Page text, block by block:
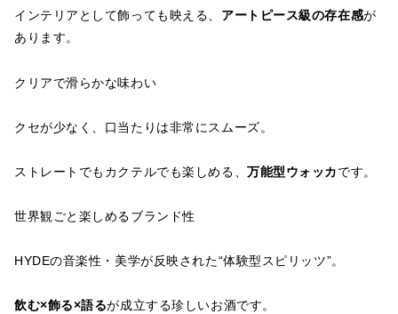
インテリアとして飾っても映える、 アートピース級の存在感が
あります。
クリアで滑らかな味わい
クセが少なく、口当たりは非常にスムーズ。
ストレートでもカクテルでも楽しめる、万能型ウォッカです。
世界観ごと楽しめるブランド性
HYDEの音楽性・美学が反映された“体験型スピリッツ”。
飲む×飾る×語るが成立する珍しいお酒です。